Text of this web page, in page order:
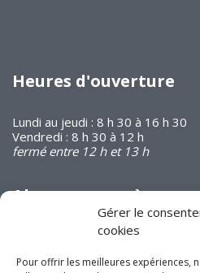
Gérer le
cookies
Pour offrir les meilleures expériences,
Heures d'ouverture
Lundi au jeudi : 8 h 30 à 16 h 30
Vendredi : 8 h 30 à 12 h
fermé entre 12 h et 13 h
Abonnez-vous à
notre infolettre